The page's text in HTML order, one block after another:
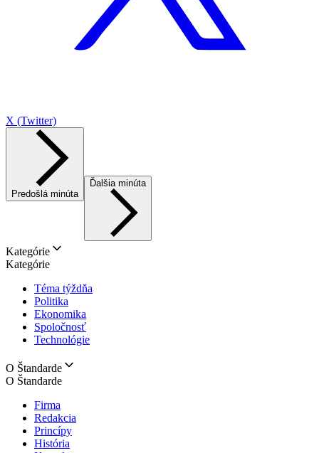
X (Twitter)
Predošlá minúta
Ďalšia minúta
Kategórie
Kategórie
Téma týždňa
Politika
Ekonomika
Spoločnosť
Technológie
O Štandarde
O Štandarde
Firma
Redakcia
Princípy
História